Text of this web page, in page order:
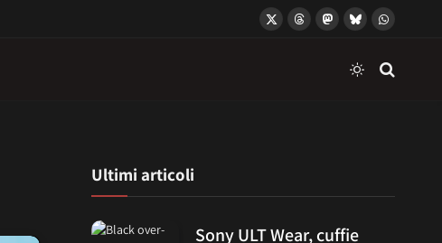
X
ThreadsMastodon
BlueskyWhatsApp
Ultimi articoli
Sony ULT Wear, cuffie